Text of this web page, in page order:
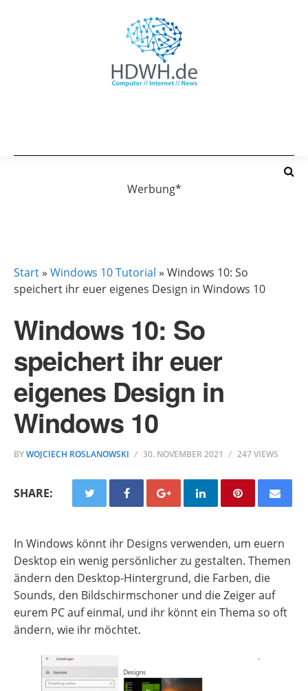
Werbung*
Start» Windows 10 Tutorial » Windows 10: So
speichert ihr euer eigenes Design in Windows 10
Windows 10: So
speichert ihr euer
eigenes Design in
Windows 10
BYWOJCIECH ROSLANOWSKI 30. NOVEMBER 2021 247 VIEWS
SHARE:
In Windows könnt ihr Designs verwenden, um euern
Desktop ein wenig persönlicher zu gestalten. Themen
ändern den Desktop-Hintergrund, die Farben, die
Sounds, den Bildschirmschoner und die Zeiger auf
eurem PC auf einmal, und ihr könnt ein Thema so oft
ändern, wie ihr möchtet.